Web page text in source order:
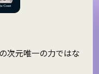
次元唯一の力ではな